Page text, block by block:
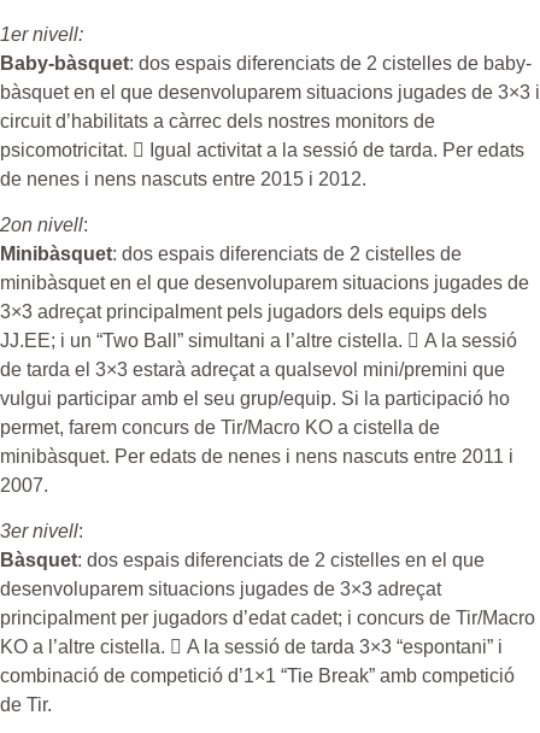
1er nivell:
Baby-bàsquet: dos espais diferenciats de 2 cistelles de baby-
bàsquet en el que desenvoluparem situacions jugades de 3×3 i
circuit d’habilitats a càrrec dels nostres monitors de
psicomotricitat.  Igual activitat a la sessió de tarda. Per edats
de nenes i nens nascuts entre 2015 i 2012.
2on nivell:
Minibàsquet: dos espais diferenciats de 2 cistelles de
minibàsquet en el que desenvoluparem situacions jugades de
3×3 adreçat principalment pels jugadors dels equips dels
JJ.EE; i un “Two Ball” simultani a l’altre cistella.  A la sessió
de tarda el 3×3 estarà adreçat a qualsevol mini/premini que
vulgui participar amb el seu grup/equip. Si la participació ho
permet, farem concurs de Tir/Macro KO a cistella de
minibàsquet. Per edats de nenes i nens nascuts entre 2011 i
2007.
3er nivell:
Bàsquet: dos espais diferenciats de 2 cistelles en el que
desenvoluparem situacions jugades de 3×3 adreçat
principalment per jugadors d’edat cadet; i concurs de Tir/Macro
KO a l’altre cistella.  A la sessió de tarda 3×3 “espontani” i
combinació de competició d’1×1 “Tie Break” amb competició
de Tir.